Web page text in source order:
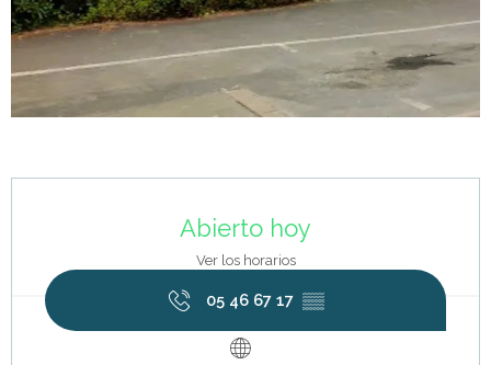
Abierto hoy
Ver los horarios
05 46 67 17 ▒▒